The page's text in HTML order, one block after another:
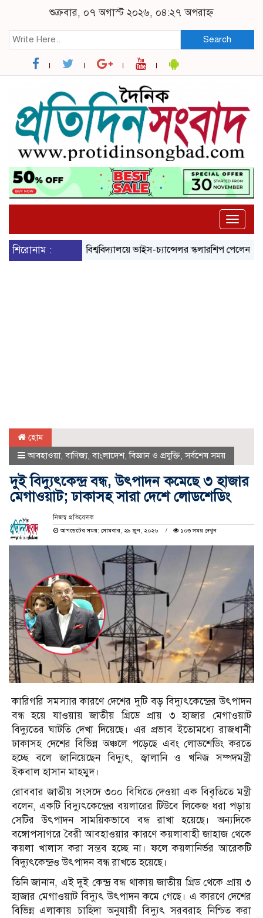
শুক্রবার, ০৭ অগাস্ট ২০২৬, ০৪:২৭ অপরাহ্ন
Search
Toggle
শিরোনাম :ব্রুনেল বিশ্ববিদ্যালয়ে ভাইস-চ্যান্সেলর স্কলারশিপ পেলেন নজরুল
হোম
আবহাওয়া,বাণিজ্য,বাংলাদেশ,বিজ্ঞান ও প্রযুক্তি ,সর্বশেষ সময়
দুই বিদ্যুৎকেন্দ্র বন্ধ, উৎপাদন কমেছে ৩ হাজার
মেগাওয়াট; ঢাকাসহ সারা দেশে লোডশেডিং
নিজস্ব প্রতিবেদক
আপডেটের সময়: সোমবার, ২৯ জুন, ২০২৬
১০৩ সময় দেখুন
কারিগরি সমস্যার কারণে দেশের দুটি বড় বিদ্যুৎকেন্দ্রের উৎপাদন
বন্ধ হয়ে যাওয়ায় জাতীয় গ্রিডে প্রায় ৩ হাজার মেগাওয়াট
বিদ্যুতের ঘাটতি দেখা দিয়েছে। এর প্রভাব ইতোমধ্যে রাজধানী
ঢাকাসহ দেশের বিভিন্ন অঞ্চলে পড়েছে এবং লোডশেডিং করতে
হচ্ছে বলে জানিয়েছেন বিদ্যুৎ, জ্বালানি ও খনিজ সম্পদমন্ত্রী
ইকবাল হাসান মাহমুদ।
রোববার জাতীয় সংসদে ৩০০ বিধিতে দেওয়া এক বিবৃতিতে মন্ত্রী
বলেন, একটি বিদ্যুৎকেন্দ্রের বয়লারের টিউবে লিকেজ ধরা পড়ায়
সেটির উৎপাদন সাময়িকভাবে বন্ধ রাখা হয়েছে। অন্যদিকে
বঙ্গোপসাগরে বৈরী আবহাওয়ার কারণে কয়লাবাহী জাহাজ থেকে
কয়লা খালাস করা সম্ভব হচ্ছে না। ফলে কয়লানির্ভর আরেকটি
বিদ্যুৎকেন্দ্রও উৎপাদন বন্ধ রাখতে হয়েছে।
তিনি জানান, এই দুই কেন্দ্র বন্ধ থাকায় জাতীয় গ্রিড থেকে প্রায় ৩
হাজার মেগাওয়াট বিদ্যুৎ উৎপাদন কমে গেছে। এ কারণে দেশের
বিভিন্ন এলাকায় চাহিদা অনুযায়ী বিদ্যুৎ সরবরাহ নিশ্চিত করা